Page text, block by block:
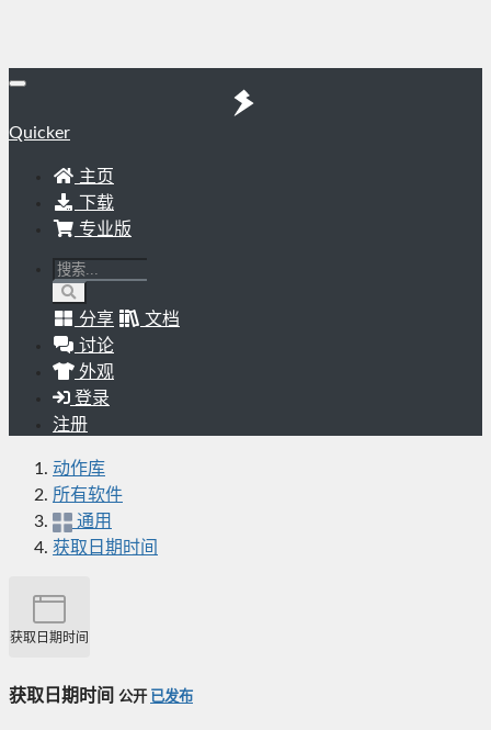
Quicker
主页
下载
专业版
分享
文档
讨论
外观
登录
注册
动作库
所有软件
通用
获取日期时间
获取日期时间
获取日期时间 公开 已发布